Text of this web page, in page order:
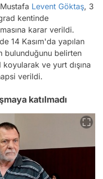
Levent Göktaş, 3
kentinde
karar verildi.
14 Kasım'da yapılan
bulunduğunu belirten
ve yurt dışına
verildi.
katılmadı